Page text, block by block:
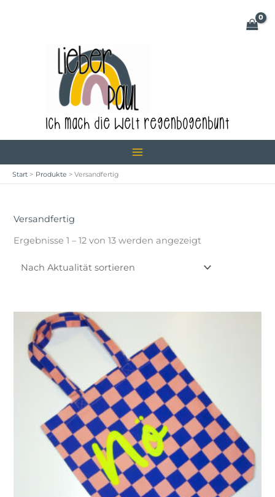
Ich mach die Welt regenbogenbunt
Start Produkte Versandfertig
Versandfertig
Ergebnisse 1 – 12 von 13 werden angezeigt